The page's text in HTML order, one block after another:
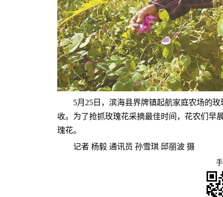
5月25日，滨海县界牌镇起航家庭农场的
收。为了抢抓玫瑰花采摘最佳时间，花农们早
瑰花。
记者 杨毅 通讯员 孙雪琪 邱丽波 摄